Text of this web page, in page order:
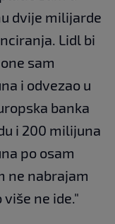
dvije milijarde
Lidl bi
sam
i odvezao u
banka
i 200 milijuna
po osam
ne nabrajam
ne ide."